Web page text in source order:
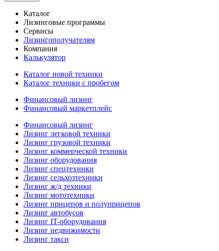
Каталог
Лизинговые программы
Сервисы
Лизингополучателям
Компания
Калькулятор
Каталог новой техники
Каталог техники с пробегом
Финансовый лизинг
Финансовый маркетплейс
Финансовый лизинг
Лизинг легковой техники
Лизинг грузовой техники
Лизинг коммерческой техники
Лизинг оборудования
Лизинг спецтехники
Лизинг сельхозтехники
Лизинг ж/д техники
Лизинг мототехники
Лизинг прицепов и полуприцепов
Лизинг автобусов
Лизинг IT-оборудования
Лизинг недвижимости
Лизинг такси